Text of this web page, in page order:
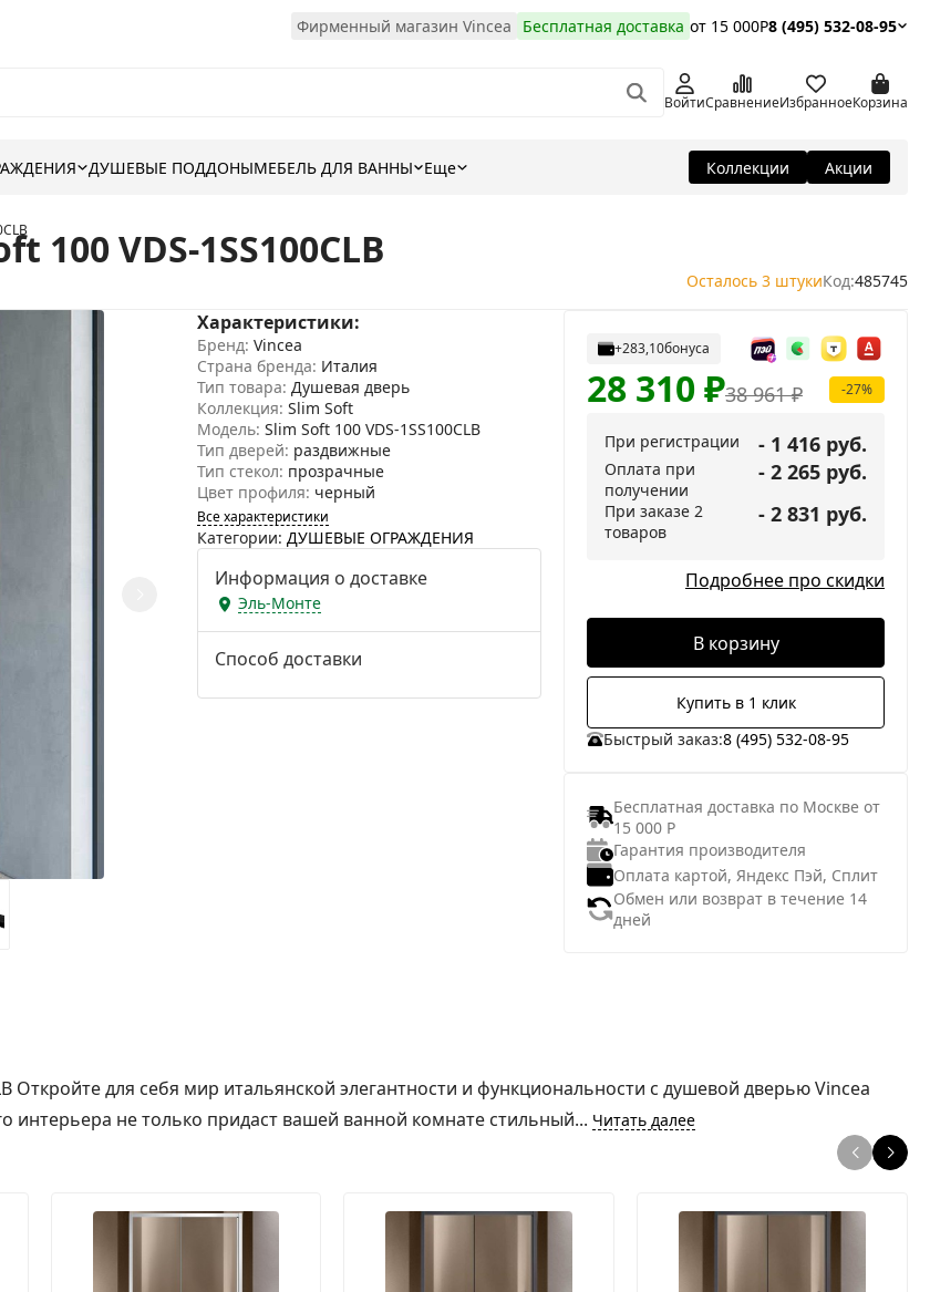
Фирменный магазин Vincea Бесплатная доставка от 15 000Р8 (495) 532-08-95
ВойтиСравнениеИзбранноеКорзина
ДУШЕВЫЕ ПОДДОНЫМЕБЕЛЬ ДЛЯ ВАННЫ Еще Коллекции Акции
VDS-1SS100CLB
Осталось 3 штукиКод:485745
Характеристики:
Бренд: Vincea
Страна бренда: Италия
Тип товара: Душевая дверь
Коллекция: Slim Soft
Модель: Slim Soft 100 VDS-1SS100CLB
Тип дверей: раздвижные
Тип стекол: прозрачные
Цвет профиля: черный
Все характеристики
Категории: ДУШЕВЫЕ ОГРАЖДЕНИЯ
Информация о доставке
Эль-Монте
Способ доставки
+283,10бонуса
38 961₽
28 310₽ -27%
При регистрации - 1 416 руб.
Оплата при
получении
- 2 265 руб.
При заказе 2
товаров
- 2 831 руб.
Подробнее про скидки
В корзину
Купить в 1 клик
Быстрый заказ:8 (495) 532-08-95
Бесплатная доставка по Москве от
15 000 Р
Гарантия производителя
Оплата картой, Яндекс Пэй, Сплит
Обмен или возврат в течение 14
дней
Откройте для себя мир итальянской элегантности и функциональности с душевой дверью Vincea
интерьера не только придаст вашей ванной комнате стильный... Читать далее